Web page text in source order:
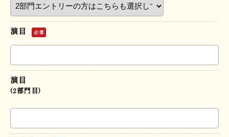
演目 必須
演目
(2部門目)